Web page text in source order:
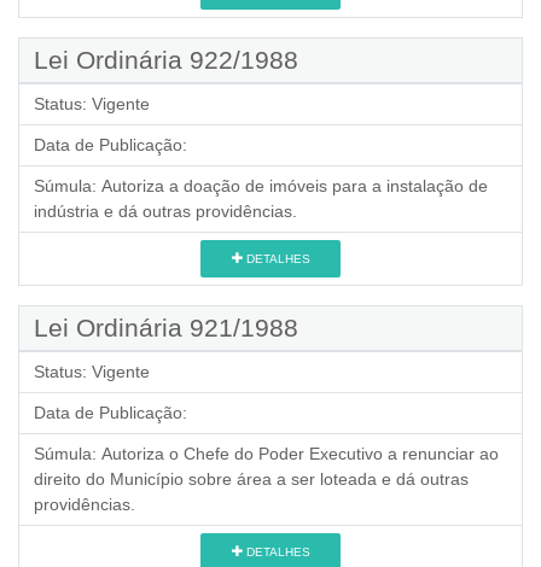
Lei Ordinária 922/1988
Status: Vigente
Data de Publicação:
Súmula: Autoriza a doação de imóveis para a instalação de
indústria e dá outras providências.
DETALHES
Lei Ordinária 921/1988
Status: Vigente
Data de Publicação:
Súmula: Autoriza o Chefe do Poder Executivo a renunciar ao
direito do Município sobre área a ser loteada e dá outras
providências.
DETALHES